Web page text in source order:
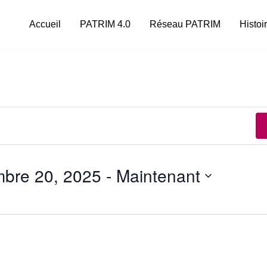
Accueil PATRIM 4.0 Réseau PATRIM
20, 2025 - Maintenant